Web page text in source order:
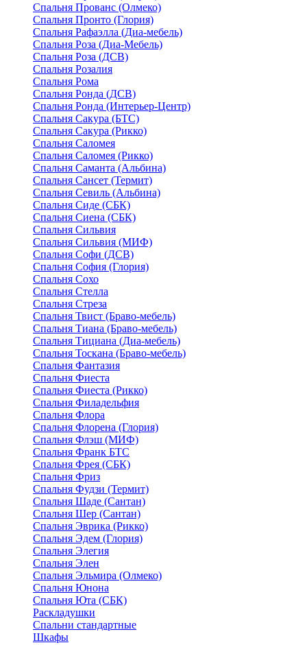
Спальня Прованс (Олмеко)
Спальня Пронто (Глория)
Спальня Рафаэлла (Диа-мебель)
Спальня Роза (Диа-Мебель)
Спальня Роза (ДСВ)
Спальня Розалия
Спальня Рома
Спальня Ронда (ДСВ)
Спальня Ронда (Интерьер-Центр)
Спальня Сакура (БТС)
Спальня Сакура (Рикко)
Спальня Саломея
Спальня Саломея (Рикко)
Спальня Саманта (Альбина)
Спальня Сансет (Термит)
Спальня Севиль (Альбина)
Спальня Сиде (СБК)
Спальня Сиена (СБК)
Спальня Сильвия
Спальня Сильвия (МИФ)
Спальня Софи (ДСВ)
Спальня София (Глория)
Спальня Сохо
Спальня Стелла
Спальня Стреза
Спальня Твист (Браво-мебель)
Спальня Тиана (Браво-мебель)
Спальня Тициана (Диа-мебель)
Спальня Тоскана (Браво-мебель)
Спальня Фантазия
Спальня Фиеста
Спальня Фиеста (Рикко)
Спальня Филадельфия
Спальня Флора
Спальня Флорена (Глория)
Спальня Флэш (МИФ)
Спальня Франк БТС
Спальня Фрея (СБК)
Спальня Фриз
Спальня Фудзи (Термит)
Спальня Шаде (Сантан)
Спальня Шер (Сантан)
Спальня Эврика (Рикко)
Спальня Эдем (Глория)
Спальня Элегия
Спальня Элен
Спальня Эльмира (Олмеко)
Спальня Юнона
Спальня Юта (СБК)
Раскладушки
Спальни стандартные
Шкафы